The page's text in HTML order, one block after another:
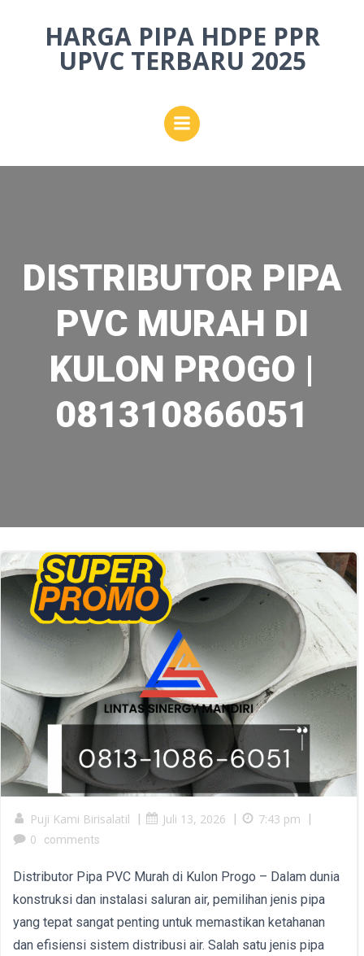
to
content
HARGA PIPA HDPE PPR
UPVC TERBARU 2025
DISTRIBUTOR PIPA
PVC MURAH DI
KULON PROGO |
081310866051
Puji Kami Birisalatil | Juli 13, 2026 | 7:43 pm
|
0
comments
Distributor Pipa PVC Murah di Kulon Progo – Dalam dunia
konstruksi dan instalasi saluran air, pemilihan jenis pipa
yang tepat sangat penting untuk memastikan ketahanan
dan efisiensi sistem distribusi air. Salah satu jenis pipa